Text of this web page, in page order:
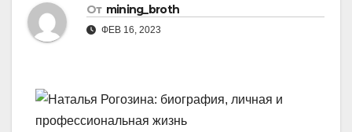
От mining_broth
ФЕВ 16, 2023